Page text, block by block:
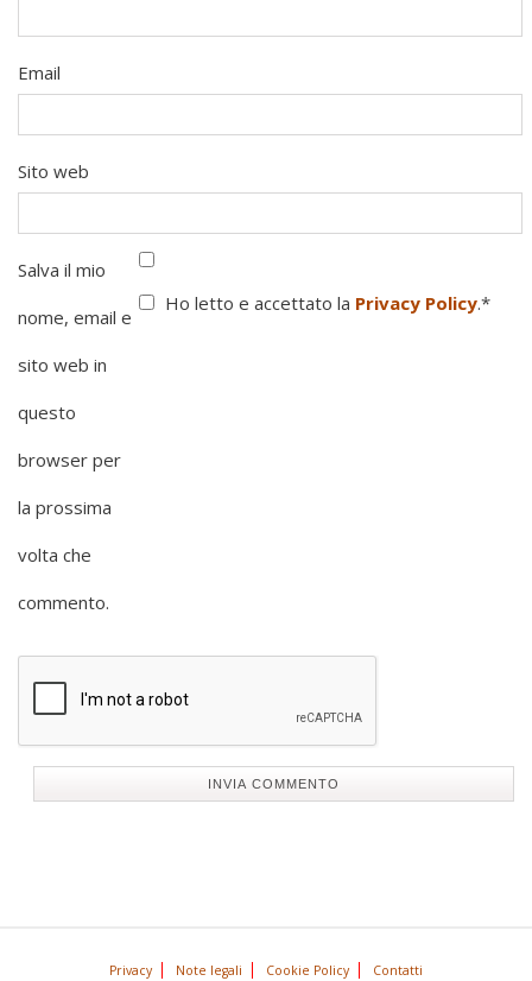
Email
Sito web
Salva il mio
nome, email e
sito web in
questo
browser per
la prossima
volta che
commento.
Ho letto e accettato la Privacy Policy.*
Privacy Note legali Cookie Policy Contatti